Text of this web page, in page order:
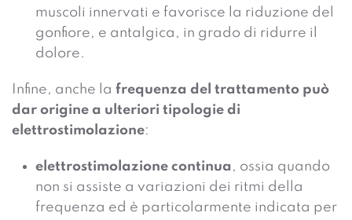
muscoli innervati e favorisce la riduzione del
gonfiore, e antalgica, in grado di ridurre il
dolore.
Infine, anche la frequenza del trattamento può
dar origine a ulteriori tipologie di
elettrostimolazione:
elettrostimolazione continua, ossia quando
non si assiste a variazioni dei ritmi della
frequenza ed è particolarmente indicata per